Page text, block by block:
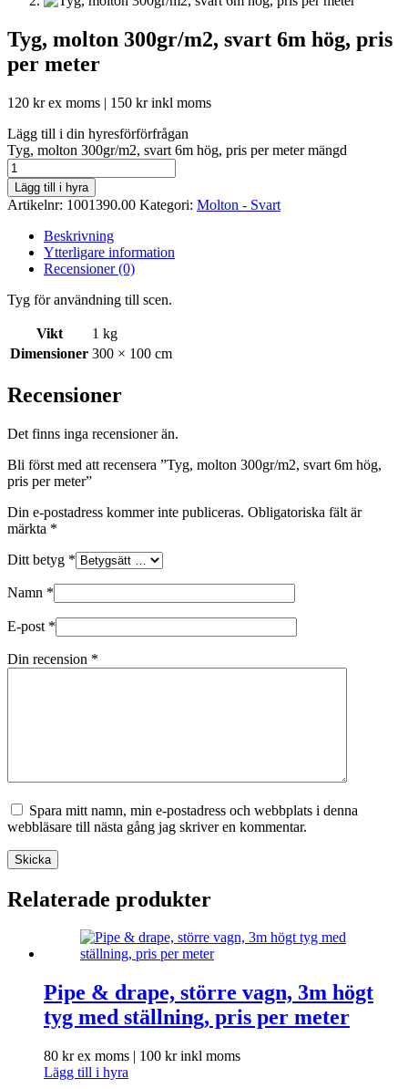
Tyg, molton 300gr/m2, svart 6m hög, pris
per meter
120 krex moms | 150 krinkl moms
Lägg till i din hyresförförfrågan
Tyg, molton 300gr/m2, svart 6m hög, pris per meter mängd
Lägg till i hyra
Artikelnr: 1001390.00 Kategori: Molton - Svart
Beskrivning
Ytterligare information
Recensioner (0)
Tyg för användning till scen.
Vikt
1 kg
Dimensioner 300 × 100 cm
Recensioner
Det finns inga recensioner än.
Bli först med att recensera ”Tyg, molton 300gr/m2, svart 6m hög,
pris per meter”
Din e-postadress kommer inte publiceras. Obligatoriska fält är
märkta *
Ditt betyg *
Namn *
E-post *
Din recension *
Spara mitt namn, min e-postadress och webbplats i denna
webbläsare till nästa gång jag skriver en kommentar.
Skicka
Relaterade produkter
Pipe & drape, större vagn, 3m högt
tyg med ställning, pris per meter
80 krex moms | 100 krinkl moms
Lägg till i hyra